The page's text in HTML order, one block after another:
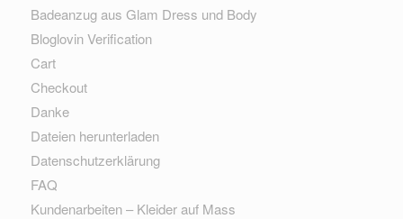
Badeanzug aus Glam Dress und Body
Bloglovin Verification
Cart
Checkout
Danke
Dateien herunterladen
Datenschutzerklärung
FAQ
Kundenarbeiten – Kleider auf Mass